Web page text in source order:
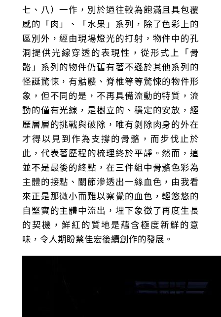
七、八）一作，別於過往較為飽滿且具包覆
感的「肉」、「水果」系列，除了色彩上的
區別外，經由現場燈光的打射，物件中的孔
洞提供光線穿透的表現性，從形式上「骨
骼」系列的物件仍舊有著不遜於其他系列的
怪誕驚悚，有骷髏、脊椎等等驚悚的物件形
象，但不同的是，不再具備流動的特質，流
動的僅有光線，是樹立的、穩定的安放，經
歷層層的挑戰與破除，唯有剝除肉身的外在
才得以見到作為支撐的骨骼，而步伐止於
此，代表著歷程的梳理終於平靜。然而，這
並不是最後的終點，在三件組中骨骼色彩為
主體的接點、關節滲透出一絲血色，由我看
來正是那微小而難以察覺的血色，輕悠悠的
自堅實的主體中流出，埋下象徵了再度生長
的契機，鮮紅的質地是蘊含極度新鮮的意
味，令人期盼蔡佳宏後續創作的發展。